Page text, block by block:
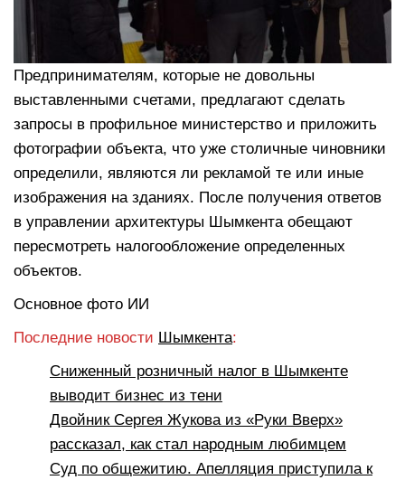
Предпринимателям, которые не довольны
выставленными счетами, предлагают сделать
запросы в профильное министерство и приложить
фотографии объекта, что уже столичные чиновники
определили, являются ли рекламой те или иные
изображения на зданиях. После получения ответов
в управлении архитектуры Шымкента обещают
пересмотреть налогообложение определенных
объектов.
Основное фото ИИ
Последние новости Шымкента:
Сниженный розничный налог в Шымкенте
выводит бизнес из тени
Двойник Сергея Жукова из «Руки Вверх»
рассказал, как стал народным любимцем
Суд по общежитию. Апелляция приступила к